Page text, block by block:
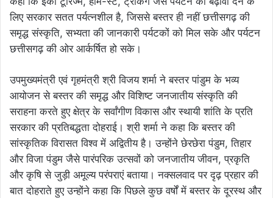
लिए सरकार सतत पर्यत्नशील है, जिससे बस्तर ही नहीं छत्तीसगढ़ की
समृद्ध संस्कृति, सभ्यता की जानकारी पर्यटकों को मिल सके और पर्यटन
छत्तीसगढ़ की ओर आर्कर्षित हो सके।
उपमुख्यमंत्री एवं गृहमंत्री श्री विजय शर्मा ने बस्तर पांडुम के भव्य
आयोजन से बस्तर की समृद्ध और विशिष्ट जनजातीय संस्कृति की
सराहना करते हुए क्षेत्र के सर्वांगीण विकास और स्थायी शांति के प्रति
सरकार की प्रतिबद्धता दोहराई। श्री शर्मा ने कहा कि बस्तर की
सांस्कृतिक विरासत विश्व में अद्वितीय है। उन्होंने छेरछेरा पंडुम, तिहार
और विजा पंडुम जैसे पारंपरिक उत्सवों को जनजातीय जीवन, प्रकृति
और कृषि से जुड़ी अमूल्य परंपराएं बताया। नक्सलवाद पर दृढ़ प्रहार की
बात दोहराते हुए उन्होंने कहा कि पिछले कुछ वर्षों में बस्तर के दूरस्थ और